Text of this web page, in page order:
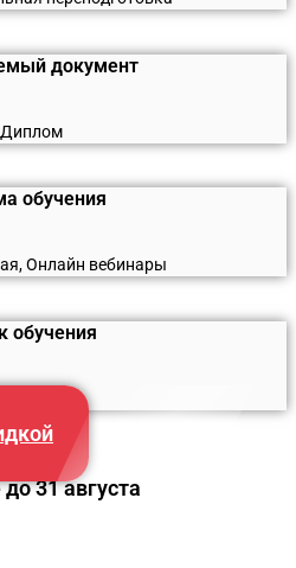
документ
Диплом
обучения
Онлайн вебинары
обучения
31 августа